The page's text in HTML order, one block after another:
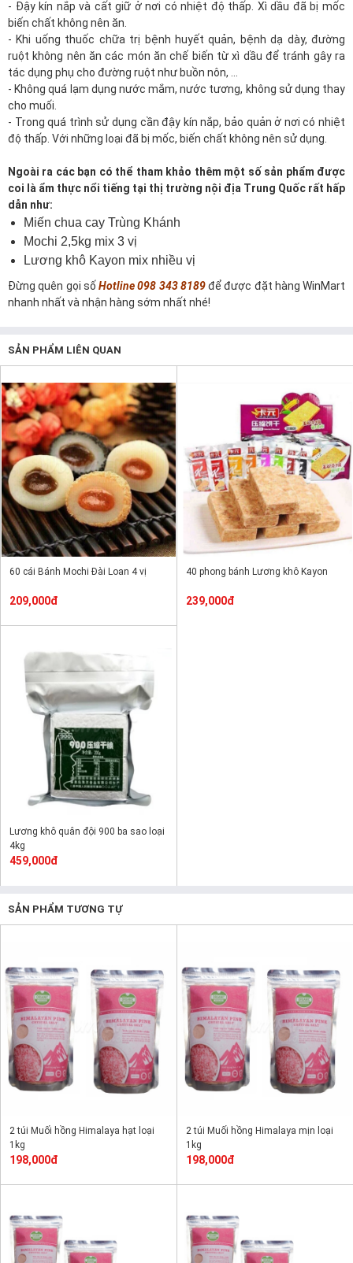
- Đậy kín nắp và cất giữ ở nơi có nhiệt độ thấp. Xì dầu đã bị mốc
biến chất không nên ăn.
- Khi uống thuốc chữa trị bệnh huyết quản, bệnh dạ dày, đường
ruột không nên ăn các món ăn chế biến từ xì dầu để tránh gây ra
tác dụng phụ cho đường ruột như buồn nôn, ...
- Không quá lạm dụng nước mắm, nước tương, không sử dụng thay
cho muối.
- Trong quá trình sử dụng cần đậy kín nắp, bảo quản ở nơi có nhiệt
độ thấp. Với những loại đã bị mốc, biến chất không nên sử dụng.
Ngoài ra các bạn có thể tham khảo thêm một số sản phẩm được
coi là ẩm thực nổi tiếng tại thị trường nội địa Trung Quốc rất hấp
dẫn như:
Miến chua cay Trùng Khánh
Mochi 2,5kg mix 3 vị
Lương khô Kayon mix nhiều vị
Đừng quên gọi số Hotline 098 343 8189để được đặt hàng WinMart
nhanh nhất và nhận hàng sớm nhất nhé!
SẢN PHẨM LIÊN QUAN
60 cái Bánh Mochi Đài Loan 4 vị
209,000đ
40 phong bánh Lương khô Kayon
239,000đ
Lương khô quân đội 900 ba sao loại
4kg
459,000đ
SẢN PHẨM TƯƠNG TỰ
2 túi Muối hồng Himalaya hạt loại
1kg
198,000đ
2 túi Muối hồng Himalaya mịn loại
1kg
198,000đ